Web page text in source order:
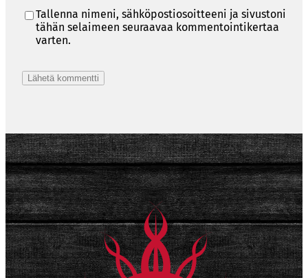
Tallenna nimeni, sähköpostiosoitteeni ja sivustoni
tähän selaimeen seuraavaa kommentointikertaa
varten.